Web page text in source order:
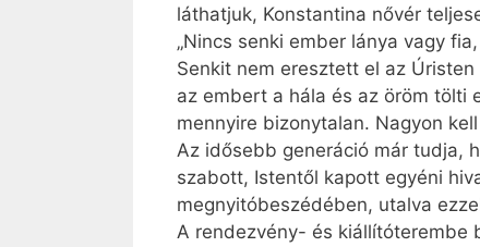
láthatjuk, Konstantina nővér
„Nincs senki ember lánya vagy
Senkit nem eresztett el az
az embert a hála és az öröm tölti
mennyire bizonytalan. Nagyon
Az idősebb generáció már tudja,
szabott, Istentől kapott egyéni
megnyitóbeszédében, utalva
A rendezvény- és kiállítóterembe